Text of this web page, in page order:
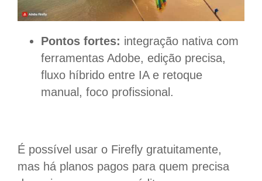
Pontos fortes: integração nativa com
ferramentas Adobe, edição precisa,
fluxo híbrido entre IA e retoque
manual, foco profissional.
É possível usar o Firefly gratuitamente,
mas há planos pagos para quem precisa